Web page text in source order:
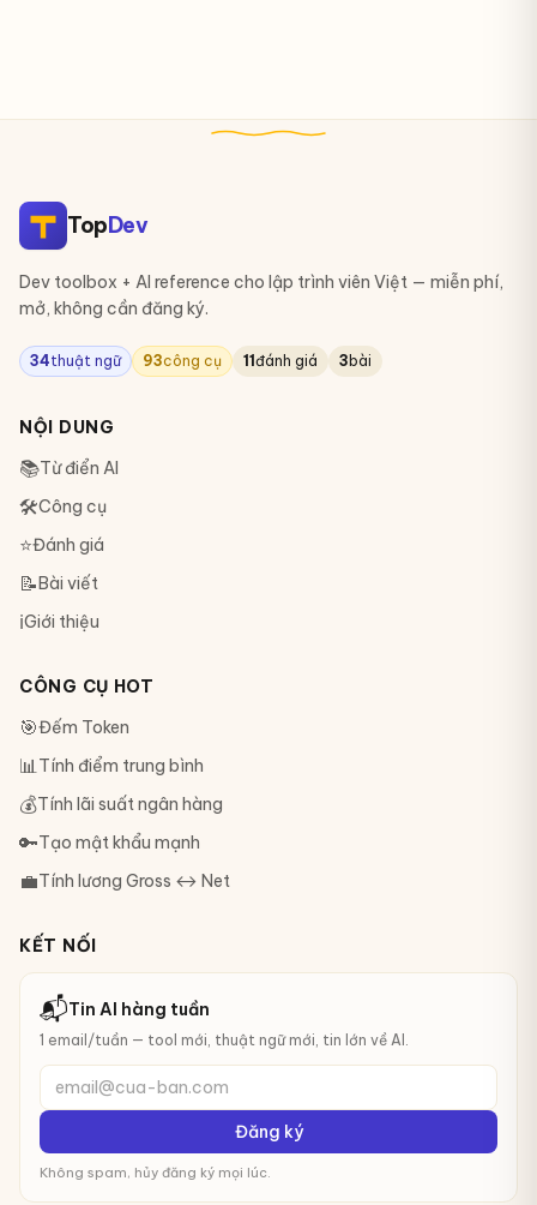
TopDev
Dev toolbox + AI reference cho lập trình viên Việt — miễn phí,
mở, không cần đăng ký.
34thuật ngữ 93công cụ 11đánh giá 3 bài
NỘI DUNG
📚Từ điển AI
🛠Công cụ
⭐Đánh giá
📝Bài viết
ℹ️Giới thiệu
CÔNG CỤ HOT
🎯Đếm Token
📊Tính điểm trung bình
💰Tính lãi suất ngân hàng
🔑Tạo mật khẩu mạnh
💼Tính lương Gross ↔ Net
KẾT NỐI
📬Tin AI hàng tuần
1 email/tuần — tool mới, thuật ngữ mới, tin lớn về AI.
email@cua-ban.com
Đăng ký
Không spam, hủy đăng ký mọi lúc.